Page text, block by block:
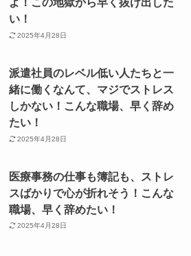
い！
2025年4月28日
派遣社員のレベル低い人たちと一
緒に働くなんて、マジでストレス
しかない！こんな職場、早く辞め
たい！
2025年4月28日
医療事務の仕事も簿記も、ストレ
スばかりで心が折れそう！こんな
職場、早く辞めたい！
2025年4月28日